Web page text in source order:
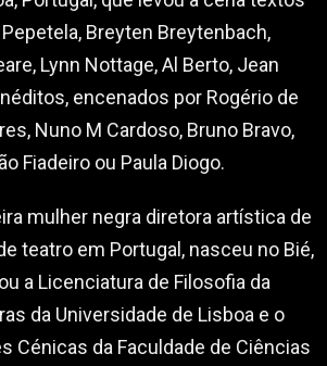
Breyten Breytenbach,
Lynn Nottage, Al Berto, Jean
encenados por Rogério de
Nuno M Cardoso, Bruno Bravo,
Fiadeiro ou Paula Diogo.
mulher negra diretora artística de
teatro em Portugal, nasceu no Bié,
a Licenciatura de Filosofia da
da Universidade de Lisboa e o
Cénicas da Faculdade de Ciências